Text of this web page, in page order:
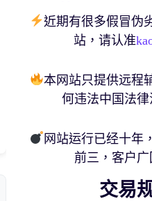
近期有很多假冒伪
站，请认准
本网站只提供远程
何违法中国法
网站运行已经十年
前三，客户
交易